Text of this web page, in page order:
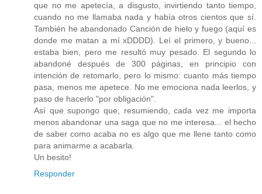
que no me apetecía, a disgusto, invirtiendo tanto tiempo,
cuando no me llamaba nada y había otros cientos que sí.
También he abandonado Canción de hielo y fuego (aquí es
donde me matan a mí xDDDD). Leí el primero, y bueno...
estaba bien, pero me resultó muy pesado. El segundo lo
abandoné después de 300 páginas, en principio con
intención de retomarlo, pero lo mismo: cuanto más tiempo
pasa, menos me apetece. No me emociona nada leerlos, y
paso de hacerlo "por obligación".
Así que supongo que, resumiendo, cada vez me importa
menos abandonar una saga que no me interesa... el hecho
de saber como acaba no es algo que me llene tanto como
para animarme a acabarla.
Un besito!
Responder